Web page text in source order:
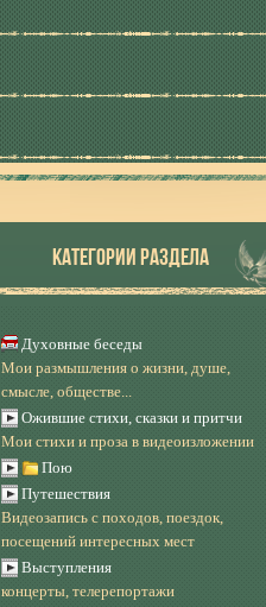
КАТЕГОРИИ РАЗДЕЛА
Духовные беседы
Мои размышления о жизни, душе,
смысле, обществе...
Ожившие стихи, сказки и притчи
Мои стихи и проза в видеоизложении
Пою
Путешествия
Видеозапись с походов, поездок,
посещений интересных мест
Выступления
концерты, телерепортажи